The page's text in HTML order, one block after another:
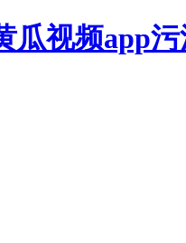
瓜视频app